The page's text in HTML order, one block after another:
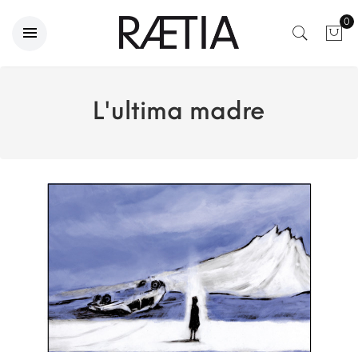
0
L'ultima madre